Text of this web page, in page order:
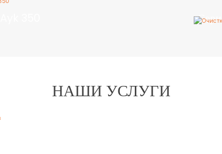
350
НАШИ УСЛУГИ